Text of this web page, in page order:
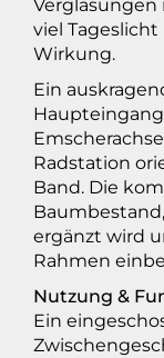
Verglasungen
viel
Wirkung.
Ein
Radstation
Band. Die
ergänzt wird
Rahmen
Nutzung &
Ein